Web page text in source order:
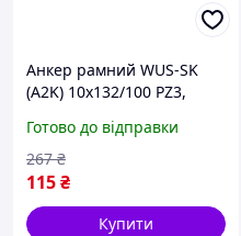
Анкер рамний WUS-SK
(A2K) 10x132/100 PZ3,
арт. 0910436132 )
Готово до відправки
115₴
267 ₴
Купити